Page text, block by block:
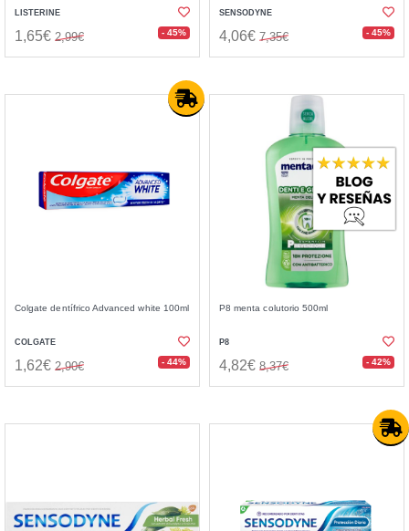
LISTERINE
1,65€ 2,99€ - 45%
SENSODYNE
4,06€ 7,35€ - 45%
Colgate dentífrico Advanced white 100ml
COLGATE
1,62€ 2,90€ - 44%
P8 menta colutorio 500ml
P8
4,82€ 8,37€ - 42%